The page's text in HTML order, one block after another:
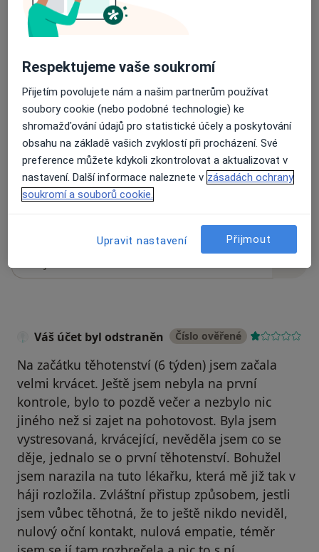
11 názorů
Recenze pacientů jsou pro nás důležité.
Specialisté nemají možnost zaplatit za
odstranění nebo změnu recenze pacienta.
Další informace.Další informace o názorech
Váš účet byl odstraněn Číslo ověřené
Na začátku těhotenství (6 týden) jsem začala
velmi krvácet. Ještě jsem nebyla na první
kontrole, bylo to pozdě večer a nezbylo nic
jiného než si zajet na pohotovost. Byla jsem
vystresovaná, krvácející, nevěděla jsem co se
děje, jednalo se o první těhotenství. Bohužel
jsem narazila na tuto lékařku, která mě již tak v
háji rozložila. Zvláštní přistup způsobem, jestli
jsem vůbec těhotná, že to ještě nikdo neviděl,
nulový oční kontakt, nulová empatie, téměr
Respektujeme vaše soukromí
Přijetím povolujete nám a našim partnerům používat
soubory cookie (nebo podobné technologie) ke
shromažďování údajů pro statistické účely a poskytování
obsahu na základě vašich zvyklostí při procházení. Své
preference můžete kdykoli zkontrolovat a aktualizovat v
nastavení. Další informace naleznete v zásadách ochrany
soukromí a souborů cookie.
Upravit nastavení Přijmout